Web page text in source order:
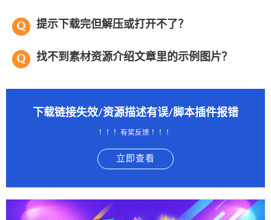
提示下载完但解压或打开不了？
找不到素材资源介绍文章里的示例图片？
下载链接失效/资源描述有误/脚本插件报错
！！！有奖反馈 ！！！
立即查看